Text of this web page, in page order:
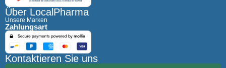
Über LocalPharma
Unsere Marken
Zahlungsart
Kontaktieren Sie uns